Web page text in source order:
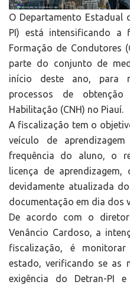
O Departamento Estadual
PI) está intensificando a
Formação de Condutores
parte do conjunto de
início deste ano, para
processos de
Habilitação (CNH) no Piauí.
A fiscalização tem o
veículo de
frequência do aluno, o
licença de
devidamente atualizada
documentação em dia dos
De acordo com o
Venâncio Cardoso, a
fiscalização, é
estado, verificando se as
exigência do Detran-PI